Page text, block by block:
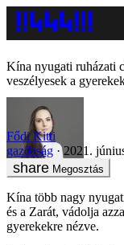
Kína nyugati ruházati
veszélyesek a
Fődi Kitti
gazdaság
2021.
Megosztás
Kína több nagy
és a Zarát, vádolja
gyerekekre nézve.